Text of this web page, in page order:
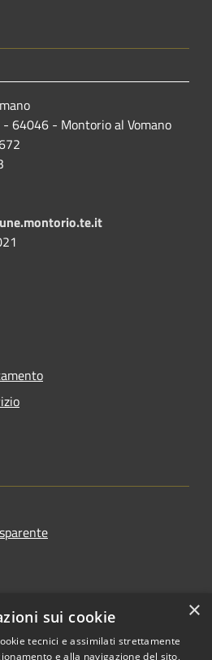
- 64046 - Montorio al Vomano
×
sui cookie
tecnici e assimilati strettamente
e alla navigazione del sito,